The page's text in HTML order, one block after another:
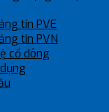
tin PVE
tin PVN
cổ đông